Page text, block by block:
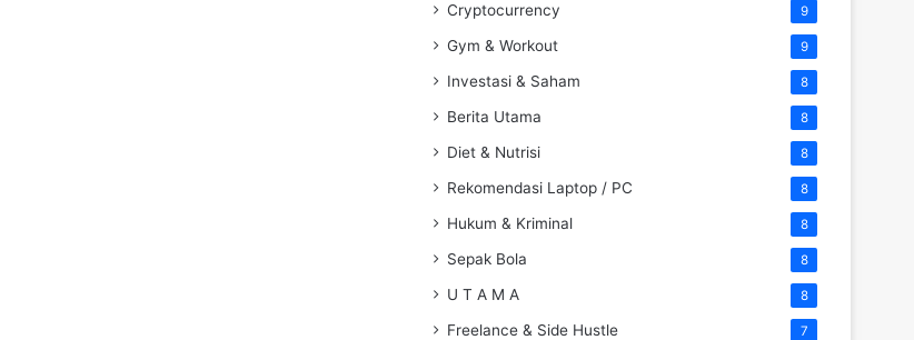
Cryptocurrency 9
Gym & Workout 9
Investasi & Saham 8
Berita Utama 8
Diet & Nutrisi 8
Rekomendasi Laptop / PC 8
Hukum & Kriminal 8
Sepak Bola 8
U T A M A 8
Freelance & Side Hustle 7